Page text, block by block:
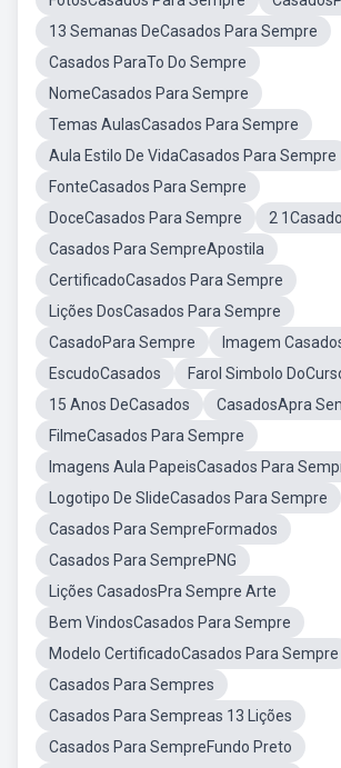
13 Semanas DeCasados Para Sempre
Casados ParaTo Do Sempre
NomeCasados Para Sempre
Temas AulasCasados Para Sempre
Aula Estilo De VidaCasados Para Sempre
FonteCasados Para Sempre
DoceCasados Para Sempre
2
Casados Para SempreApostila
CertificadoCasados Para Sempre
Lições DosCasados Para Sempre
CasadoPara Sempre
Imagem
EscudoCasados
Farol Simbolo
15 Anos DeCasados
CasadosApra
FilmeCasados Para Sempre
Imagens Aula PapeisCasados Para
Logotipo De SlideCasados Para Sempre
Casados Para SempreFormados
Casados Para SemprePNG
Lições CasadosPra Sempre Arte
Bem VindosCasados Para Sempre
Modelo CertificadoCasados Para Sempre
Casados Para Sempres
Casados Para Sempreas 13 Lições
Casados Para SempreFundo Preto